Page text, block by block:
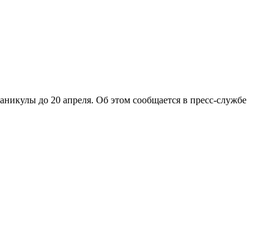
до 20 апреля. Об этом сообщается в пресс-службе